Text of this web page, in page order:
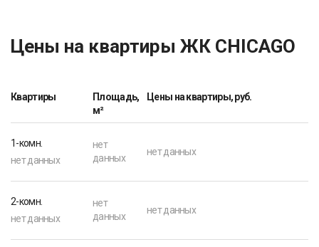
Цены на квартиры ЖК CHICAGO
Квартиры
Площадь,
м²
Цены на квартиры, руб.
1-комн.
нет данных
нет
данных
нет данных
2-комн.
нет данных
нет
данных
нет данных